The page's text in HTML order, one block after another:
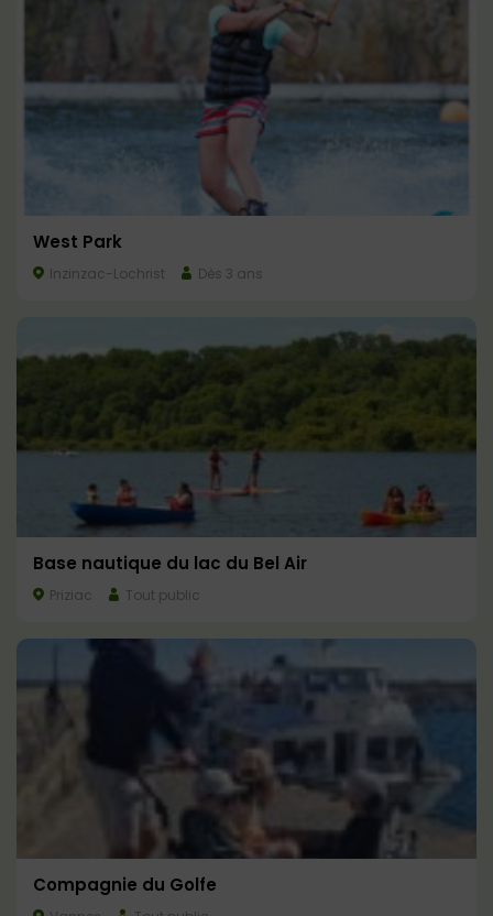
West Park
Inzinzac-Lochrist Dès 3 ans
Base nautique du lac du Bel Air
Priziac Tout public
Compagnie du Golfe